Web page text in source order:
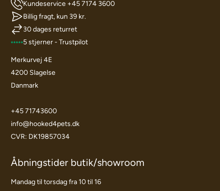
Kundeservice +45 7174 3600
Billig fragt, kun 39 kr.
30 dages returret
5 stjerner - Trustpilot
Merkurvej 4E
4200 Slagelse
Danmark
+45 71743600
info@hooked4pets.dk
CVR: DK19857034
Åbningstider butik/showroom
Mandag til torsdag fra 10 til 16